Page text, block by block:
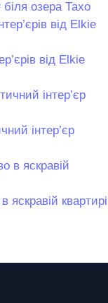
озера Тахо
від Elkie
інтер’єр
яскравій квартирі